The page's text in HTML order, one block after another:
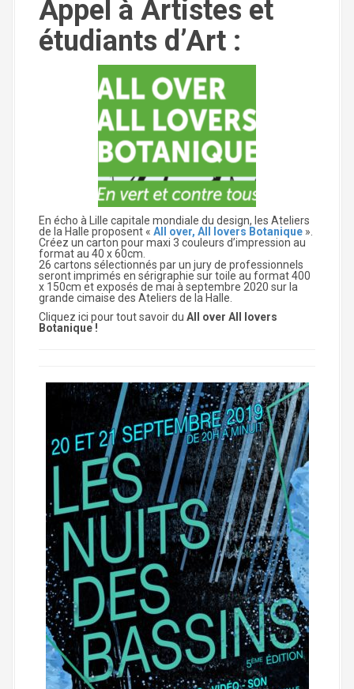
Appel à Artistes et
étudiants d’Art :
En écho à Lille capitale mondiale du design, les Ateliers
de la Halle proposent « All over, All lovers Botanique ».
Créez un carton pour maxi 3 couleurs d’impression au
format au 40 x 60cm.
26 cartons sélectionnés par un jury de professionnels
seront imprimés en sérigraphie sur toile au format 400
x 150cm et exposés de mai à septembre 2020 sur la
grande cimaise des Ateliers de la Halle.
Cliquez ici pour tout savoir du All over All lovers
Botanique !